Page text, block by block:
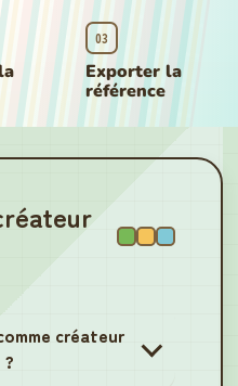
03
Exporter la
référence
pixel art
créateur